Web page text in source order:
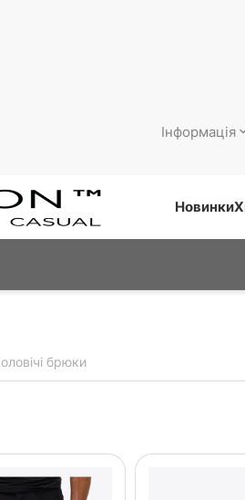
Інформація
Новинки
брюки